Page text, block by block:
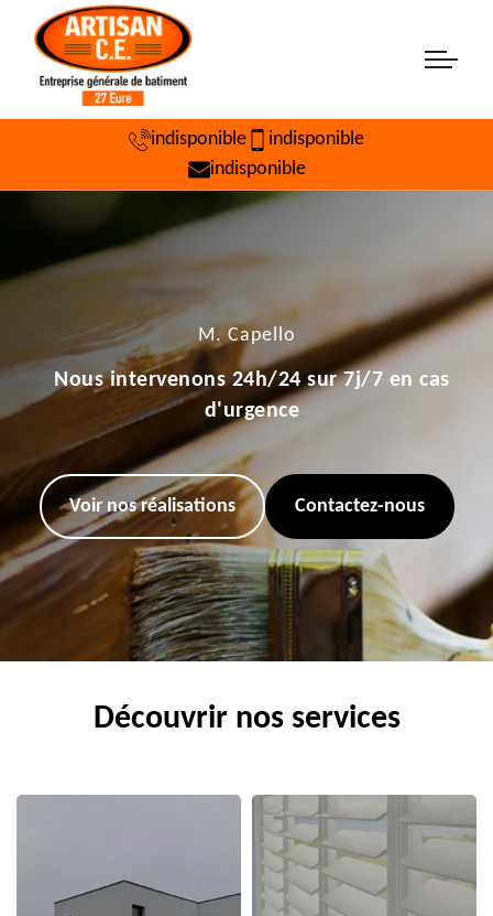
indisponible
indisponible
indisponible
M. Capello
Nous intervenons 24h/24 sur 7j/7 en cas
d'urgence
Voir nos réalisations Contactez-nous
Découvrir nos services